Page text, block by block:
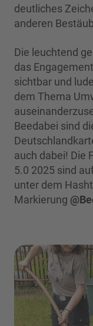
deutliches
anderen
Die leuchtend
das
sichtbar und
dem Thema
Beedabei sind
auch dabei! Die
5.0 2025 sind
unter dem
Markierung